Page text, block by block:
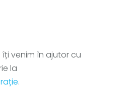
venim în ajutor cu
la
.